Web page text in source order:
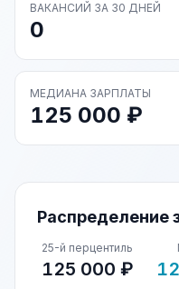
ВАКАНСИЙ ЗА 30 ДНЕЙ
0
МЕДИАНА ЗАРПЛАТЫ
125 000 ₽
Распределение
25-й перцентиль
125 000 ₽